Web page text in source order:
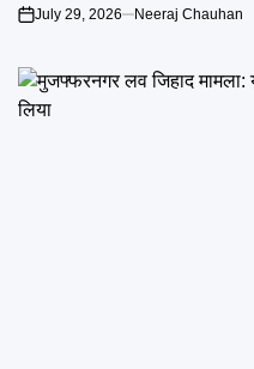
on
July 29, 2026 Neeraj Chauhan